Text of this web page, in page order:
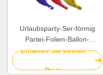
Urlaubsparty-Ser-förmig
Partei-Folien-Ballon-
mehrfarbige 24 Zoll-Folien-
Erhalten Sie besten
Preis